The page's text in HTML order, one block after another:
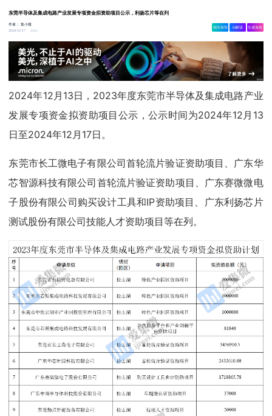
东莞半导体及集成电路产业发展专项资金拟资助项目公示，利扬芯片等在列
作者：集小微
2024-12-17
4w
相关舆情 AI解读 生成海报
2024年12月13日，2023年度东莞市半导体及集成电路产业
发展专项资金拟资助项目公示，公示时间为2024年12月13
日至2024年12月17日。
东莞市长工微电子有限公司首轮流片验证资助项目、广东华
芯智源科技有限公司首轮流片验证资助项目、广东赛微微电
子股份有限公司购买设计工具和IP资助项目、广东利扬芯片
测试股份有限公司技能人才资助项目等在列。